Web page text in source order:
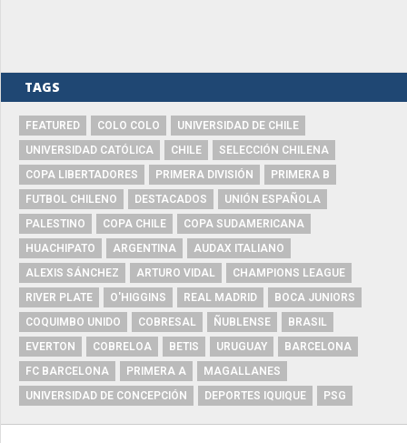
TAGS
FEATURED COLO COLO
UNIVERSIDAD DE CHILE
UNIVERSIDAD CATÓLICA
CHILE
SELECCIÓN CHILENA
COPA LIBERTADORES
PRIMERA DIVISIÓN
PRIMERA B
FUTBOL CHILENO
DESTACADOS
UNIÓN ESPAÑOLA
PALESTINO
COPA CHILE
COPA SUDAMERICANA
HUACHIPATO
ARGENTINA
AUDAX ITALIANO
ALEXIS SÁNCHEZ
ARTURO VIDAL
CHAMPIONS LEAGUE
RIVER PLATE
O'HIGGINS REAL MADRID
BOCA JUNIORS
COQUIMBO UNIDO
COBRESAL ÑUBLENSE
BRASIL
EVERTON
COBRELOA BETIS URUGUAY
BARCELONA
FC BARCELONA
PRIMERA A
MAGALLANES
UNIVERSIDAD DE CONCEPCIÓN
DEPORTES IQUIQUE PSG